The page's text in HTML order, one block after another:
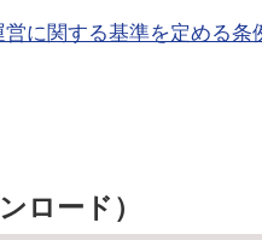
に関する基準を定める
ロード）